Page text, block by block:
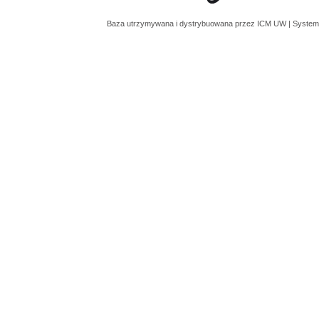
Baza utrzymywana i dystrybuowana przez ICM UW |